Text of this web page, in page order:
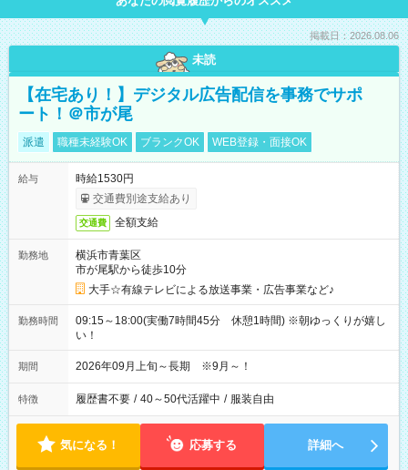
掲載日：2026.08.06
未読
【在宅あり！】デジタル広告配信を事務でサポ
ート！＠市が尾
派遣 職種未経験OK ブランクOK WEB登録・面接OK
給与
時給1530円
交通費別途支給あり
交通費 全額支給
勤務地
横浜市青葉区
市が尾駅から徒歩10分
大手☆有線テレビによる放送事業・広告事業など♪
勤務時間
09:15～18:00(実働7時間45分 休憩1時間) ※朝ゆっくりが嬉し
い！
期間 2026年09月上旬～長期 ※9月～！
特徴 履歴書不要 / 40～50代活躍中 / 服装自由
気になる！ 応募する 詳細へ